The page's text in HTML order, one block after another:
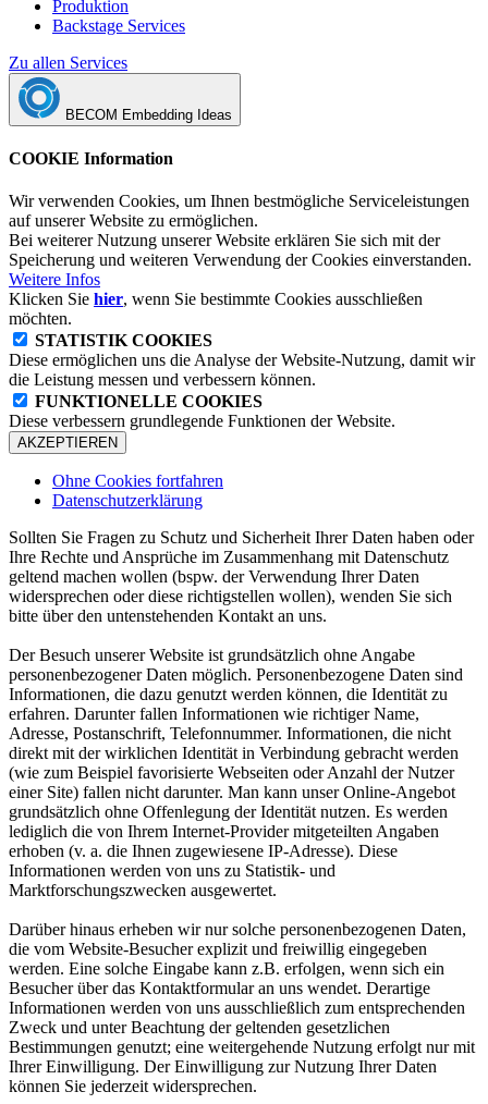
Produktion
Backstage Services
Zu allen Services
BECOM Embedding Ideas
COOKIE Information
Wir verwenden Cookies, um Ihnen bestmögliche Serviceleistungen
auf unserer Website zu ermöglichen.
Bei weiterer Nutzung unserer Website erklären Sie sich mit der
Speicherung und weiteren Verwendung der Cookies einverstanden.
Weitere Infos
Klicken Sie hier, wenn Sie bestimmte Cookies ausschließen
möchten.
STATISTIK COOKIES
Diese ermöglichen uns die Analyse der Website-Nutzung, damit wir
die Leistung messen und verbessern können.
FUNKTIONELLE COOKIES
Diese verbessern grundlegende Funktionen der Website.
AKZEPTIEREN
Ohne Cookies fortfahren
Datenschutzerklärung
Sollten Sie Fragen zu Schutz und Sicherheit Ihrer Daten haben oder
Ihre Rechte und Ansprüche im Zusammenhang mit Datenschutz
geltend machen wollen (bspw. der Verwendung Ihrer Daten
widersprechen oder diese richtigstellen wollen), wenden Sie sich
bitte über den untenstehenden Kontakt an uns.
Der Besuch unserer Website ist grundsätzlich ohne Angabe
personenbezogener Daten möglich. Personenbezogene Daten sind
Informationen, die dazu genutzt werden können, die Identität zu
erfahren. Darunter fallen Informationen wie richtiger Name,
Adresse, Postanschrift, Telefonnummer. Informationen, die nicht
direkt mit der wirklichen Identität in Verbindung gebracht werden
(wie zum Beispiel favorisierte Webseiten oder Anzahl der Nutzer
einer Site) fallen nicht darunter. Man kann unser Online-Angebot
grundsätzlich ohne Offenlegung der Identität nutzen. Es werden
lediglich die von Ihrem Internet-Provider mitgeteilten Angaben
erhoben (v. a. die Ihnen zugewiesene IP-Adresse). Diese
Informationen werden von uns zu Statistik- und
Marktforschungszwecken ausgewertet.
Darüber hinaus erheben wir nur solche personenbezogenen Daten,
die vom Website-Besucher explizit und freiwillig eingegeben
werden. Eine solche Eingabe kann z.B. erfolgen, wenn sich ein
Besucher über das Kontaktformular an uns wendet. Derartige
Informationen werden von uns ausschließlich zum entsprechenden
Zweck und unter Beachtung der geltenden gesetzlichen
Bestimmungen genutzt; eine weitergehende Nutzung erfolgt nur mit
Ihrer Einwilligung. Der Einwilligung zur Nutzung Ihrer Daten
können Sie jederzeit widersprechen.